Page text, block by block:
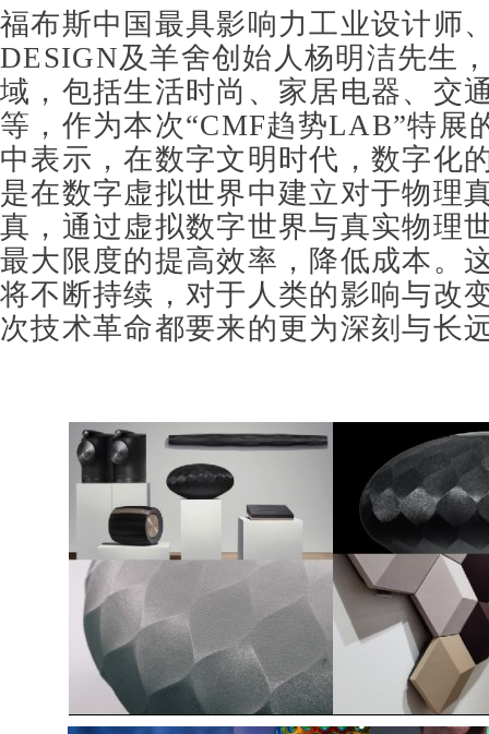
福布斯中国最具影响力工业设计师
DESIGN及羊舍创始人杨明洁先生
域，包括生活时尚、家居电器、交
等，作为本次“CMF趋势LAB”特展
中表示，在数字文明时代，数字化
是在数字虚拟世界中建立对于物理
真， 通过虚拟数字世界与真实物理
最大限度的提高效率，降低成本。
将不断持续，对于人类的影响与改
次技术革命都要来的更为深刻与长